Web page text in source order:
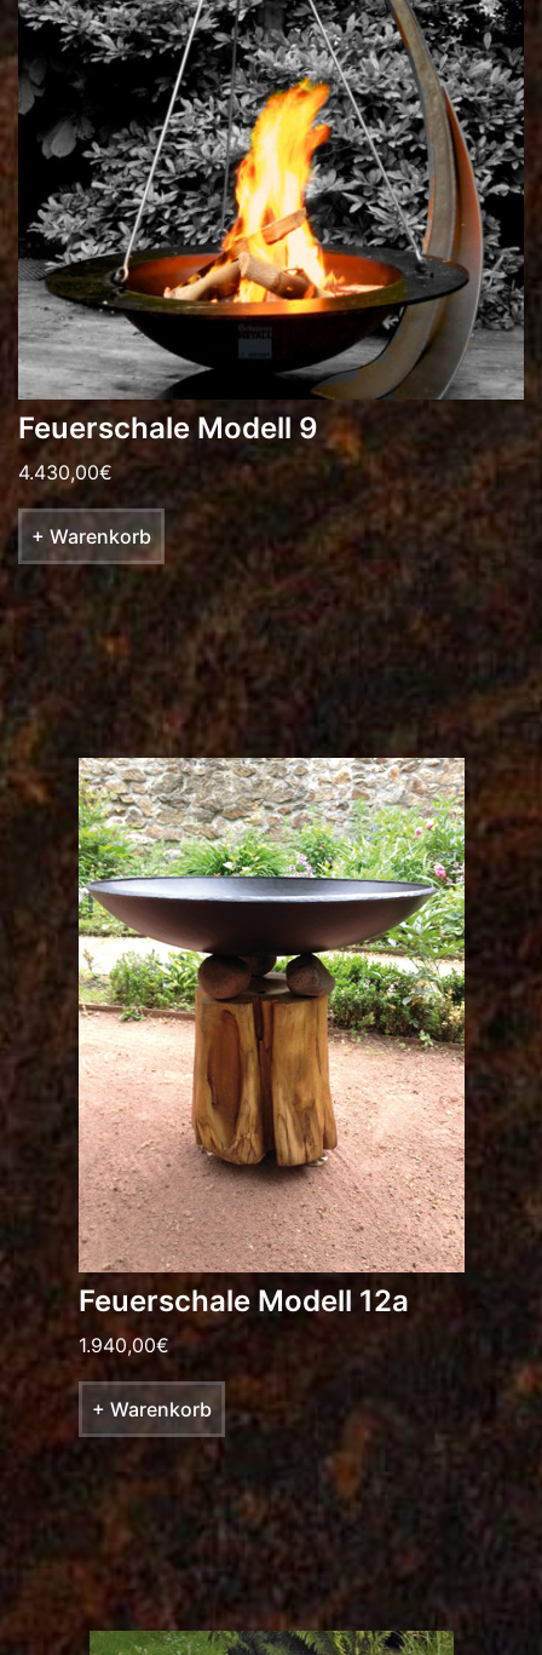
Feuerschale Modell 9
4.430,00€
+ Warenkorb
Feuerschale Modell 12a
1.940,00€
+ Warenkorb